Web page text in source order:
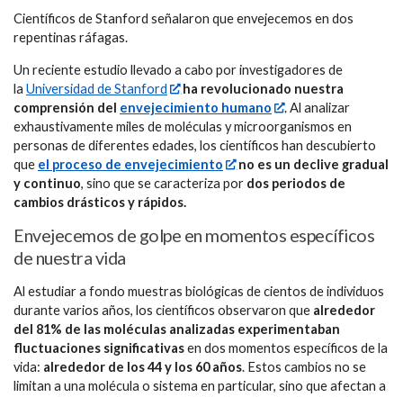
Científicos de Stanford señalaron que envejecemos en dos
repentinas ráfagas.
Un reciente estudio llevado a cabo por investigadores de
la Universidad de Stanford
ha revolucionado nuestra
comprensión del envejecimiento humano
. Al analizar
exhaustivamente miles de moléculas y microorganismos en
personas de diferentes edades, los científicos han descubierto
que el proceso de envejecimiento
no es un declive gradual
y continuo, sino que se caracteriza por dos periodos de
cambios drásticos y rápidos.
Envejecemos de golpe en momentos específicos
de nuestra vida
Al estudiar a fondo muestras biológicas de cientos de individuos
durante varios años, los científicos observaron que alrededor
del 81% de las moléculas analizadas experimentaban
fluctuaciones significativasen dos momentos específicos de la
vida: alrededor de los 44 y los 60 años. Estos cambios no se
limitan a una molécula o sistema en particular, sino que afectan a